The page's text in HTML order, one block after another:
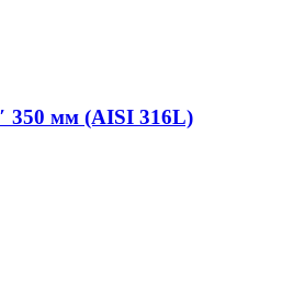
350 мм (AISI 316L)